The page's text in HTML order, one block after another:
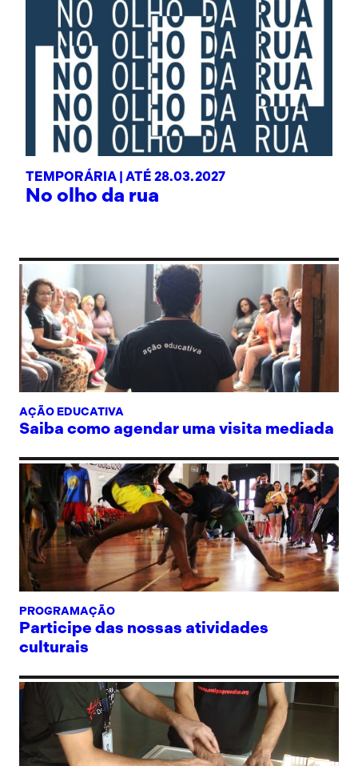
TEMPORÁRIA | ATÉ 28.03.2027
No olho da rua
AÇÃO EDUCATIVA
Saiba como agendar uma visita mediada
PROGRAMAÇÃO
Participe das nossas atividades
culturais